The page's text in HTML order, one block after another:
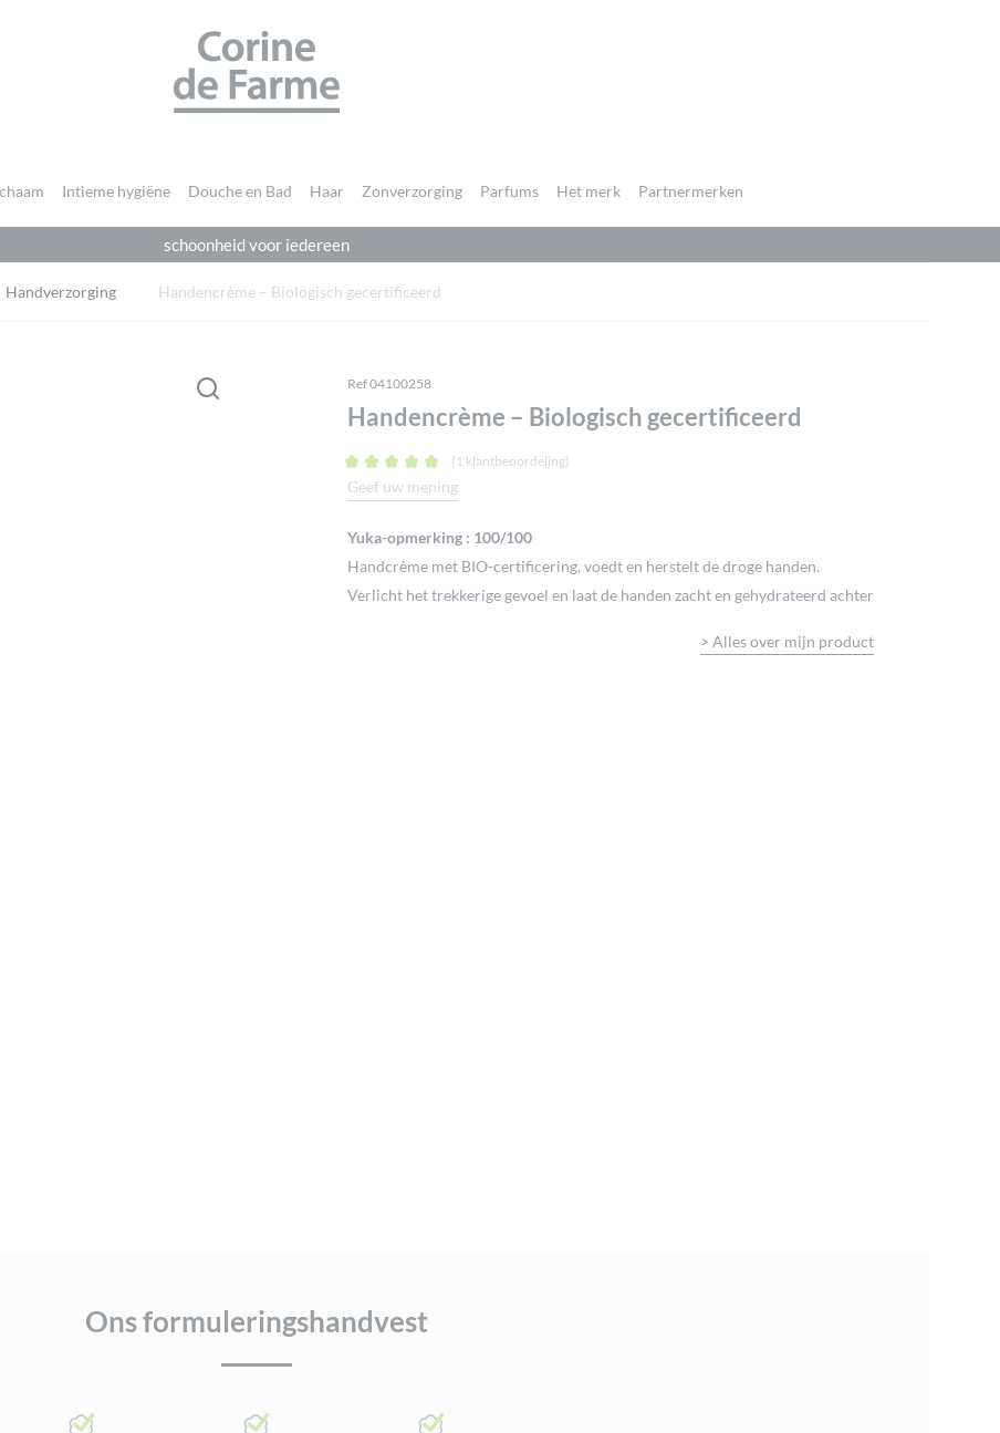
CORINE DE FARME
Intieme hygiëne Douche en Bad Haar Zonverzorging Parfums Het merk Partnermerken
schoonheid voor iedereen
Handverzorging Handencrème – Biologisch gecertificeerd
Ref 04100258
Handencrème – Biologisch gecertificeerd
( 1 klantbeoordeling)
Geef uw mening
Yuka-opmerking : 100/100
Handcrème met BIO-certificering, voedt en herstelt de droge handen.
Verlicht het trekkerige gevoel en laat de handen zacht en gehydrateerd achter
> Alles over mijn product
Ons formuleringshandvest
Je moetingelogd zijnom een beoordeling te plaatsen.